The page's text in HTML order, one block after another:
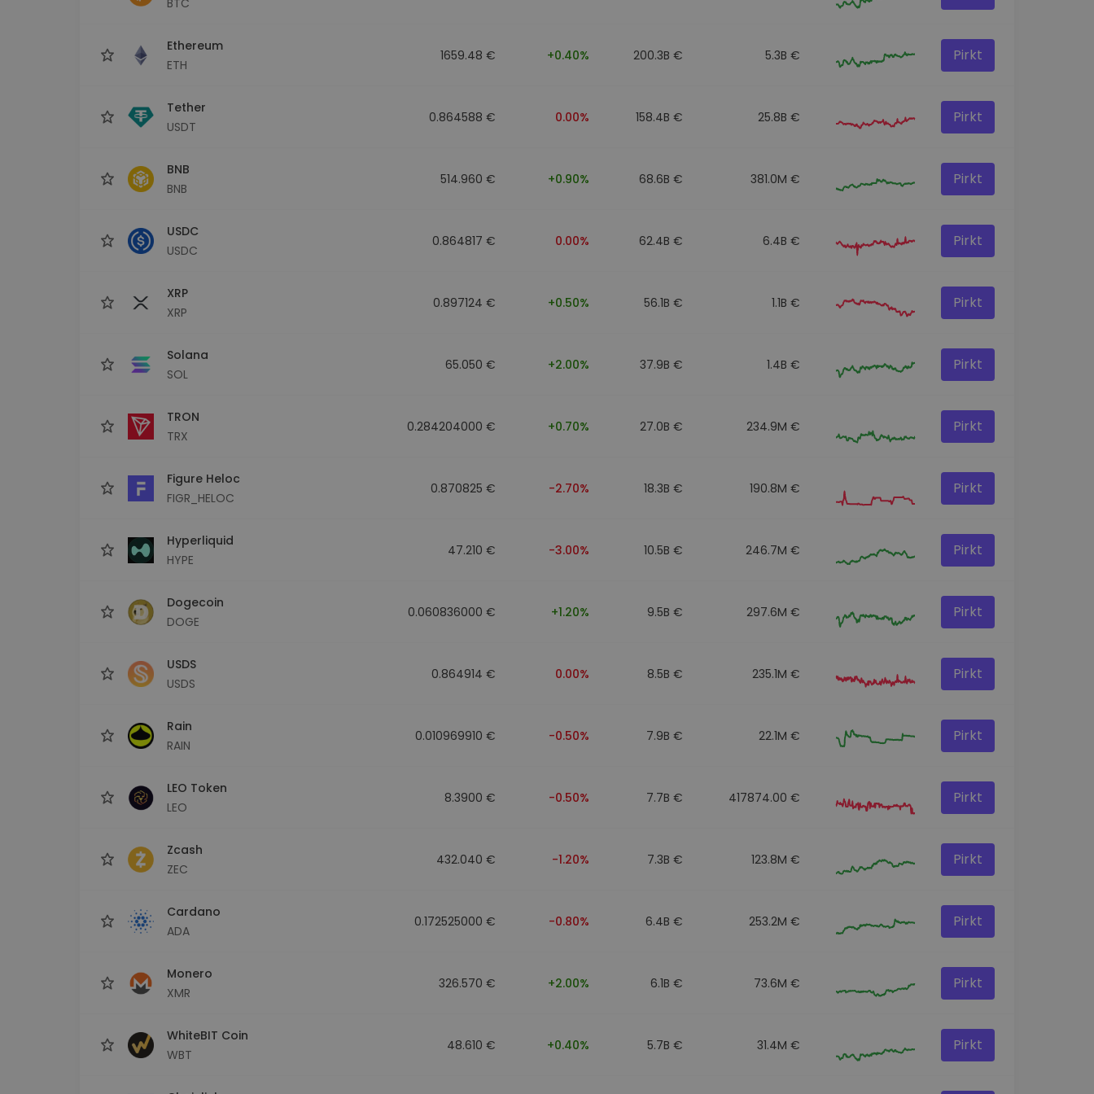
Ethereum
ETH
1659.48 € +0.40% 200.3B € 5.3B € Pirkt
Tether
USDT
0.864588 € 0.00% 158.4B € 25.8B € Pirkt
BNB
BNB
514.960 € +0.90% 68.6B € 381.0M € Pirkt
USDC
USDC
0.864817 € 0.00% 62.4B € 6.4B € Pirkt
XRP
XRP
0.897124 € +0.50% 56.1B € 1.1B € Pirkt
Solana
SOL
65.050 € +2.00% 37.9B € 1.4B € Pirkt
TRON
TRX
0.284204000 € +0.70% 27.0B € 234.9M € Pirkt
Figure Heloc
FIGR_HELOC
0.870825 € -2.70% 18.3B € 190.8M € Pirkt
Hyperliquid
HYPE
47.210 € -3.00% 10.5B € 246.7M € Pirkt
Dogecoin
DOGE
0.060836000 € +1.20% 9.5B € 297.6M € Pirkt
USDS
USDS
0.864914 € 0.00% 8.5B € 235.1M € Pirkt
Rain
RAIN
0.010969910 € -0.50% 7.9B € 22.1M € Pirkt
LEO Token
LEO
8.3900 € -0.50% 7.7B € 417874.00 € Pirkt
Zcash
ZEC
432.040 € -1.20% 7.3B € 123.8M € Pirkt
Cardano
ADA
0.172525000 € -0.80% 6.4B € 253.2M € Pirkt
Monero
XMR
326.570 € +2.00% 6.1B € 73.6M € Pirkt
WhiteBIT Coin
WBT
48.610 € +0.40% 5.7B € 31.4M € Pirkt